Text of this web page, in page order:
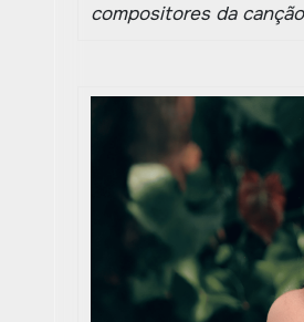
compositores da canção